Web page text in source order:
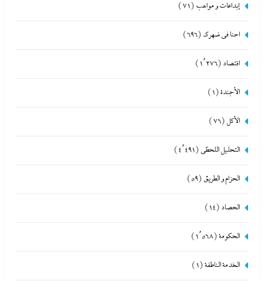
إبداعات و مواهب (71)
احنا في ضهرك (696)
اقتصاد (1٬276)
الأجندة(1)
الأكل (76)
التحليل اللحظي (4٬491)
الحزام و الطريق (59)
الحصاد (14)
الحكومة(1٬568)
الخدمة الناطقة(1)